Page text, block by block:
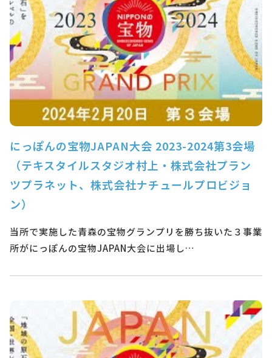
にっぽんの宝物JAPAN大会 2023-2024第3会場
（テキスタイルスタジオ村上・株式会社プラン
ツプラネット、株式会社ナチュールプロビジョ
ン）
当所で実施した青森の宝物グランプリを勝ち抜いた３事業
所がにっぽんの宝物JAPAN大会に出場し…